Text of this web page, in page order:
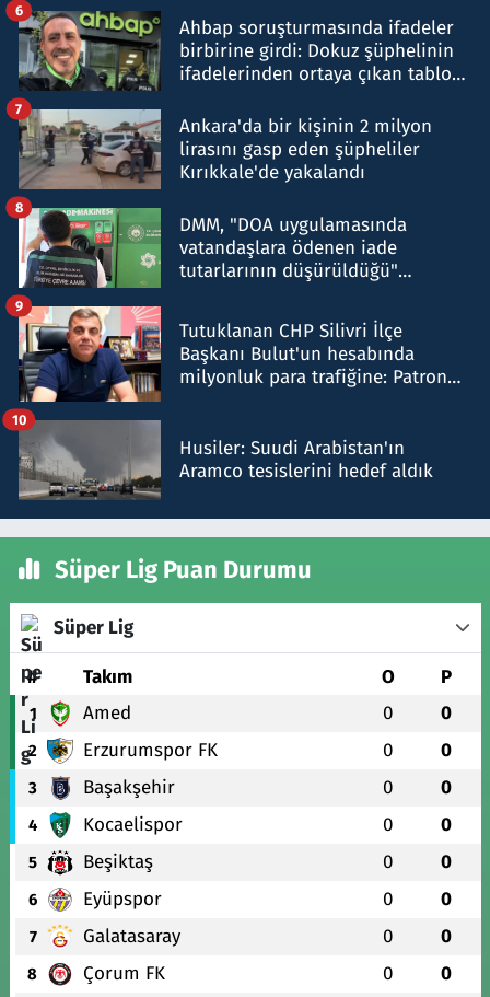
Ahbap soruşturmasında ifadeler
birbirine girdi: Dokuz şüphelinin
ifadelerinden ortaya çıkan tablo
6
Ankara'da bir kişinin 2 milyon
lirasını gasp eden şüpheliler
Kırıkkale'de yakalandı
7
DMM, "DOA uygulamasında
vatandaşlara ödenen iade
tutarlarının düşürüldüğü"
8
Tutuklanan CHP Silivri İlçe
Başkanı Bulut'un hesabında
milyonluk para trafiğine: Patron
9
Husiler: Suudi Arabistan'ın
Aramco tesislerini hedef aldık
10
Süper Lig Puan Durumu
Süper Lig
# Takım O P
1 Amed 0 0
2 Erzurumspor FK 0 0
3 Başakşehir 0 0
4 Kocaelispor 0 0
5 Beşiktaş 0 0
6 Eyüpspor 0 0
7 Galatasaray 0 0
8 Çorum FK 0 0